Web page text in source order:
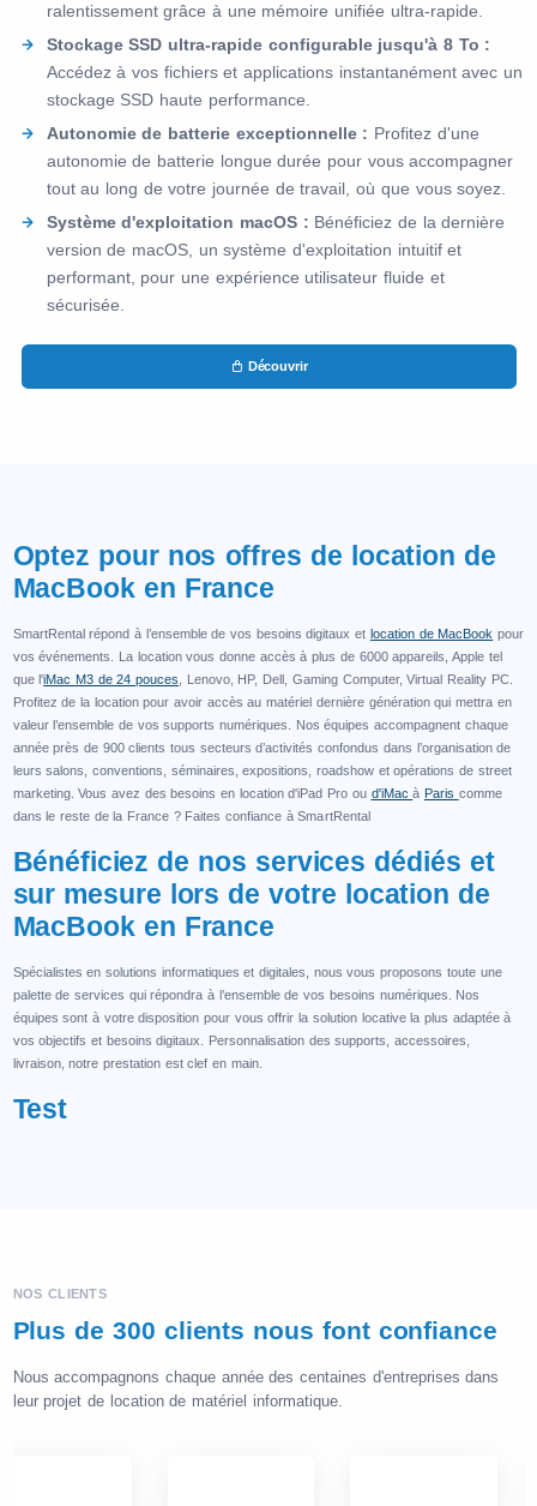
ralentissement grâce à une mémoire unifiée ultra-rapide.
Stockage SSD ultra-rapide configurable jusqu'à 8 To :
Accédez à vos fichiers et applications instantanément avec un
stockage SSD haute performance.
Autonomie de batterie exceptionnelle : Profitez d'une
autonomie de batterie longue durée pour vous accompagner
tout au long de votre journée de travail, où que vous soyez.
Système d'exploitation macOS : Bénéficiez de la dernière
version de macOS, un système d'exploitation intuitif et
performant, pour une expérience utilisateur fluide et
sécurisée.
Découvrir
Optez pour nos offres de location de
MacBook en France
SmartRental répond à l’ensemble de vos besoins digitaux et location de MacBook pour
vos événements. La location vous donne accès à plus de 6000 appareils, Apple tel
que l'iMac M3 de 24 pouces, Lenovo, HP, Dell, Gaming Computer, Virtual Reality PC.
Profitez de la location pour avoir accès au matériel dernière génération qui mettra en
valeur l’ensemble de vos supports numériques. Nos équipes accompagnent chaque
année près de 900 clients tous secteurs d’activités confondus dans l’organisation de
leurs salons, conventions, séminaires, expositions, roadshow et opérations de street
marketing. Vous avez des besoins en location d'iPad Pro ou d'iMacà Paris comme
dans le reste de la France ? Faites confiance à SmartRental
Bénéficiez de nos services dédiés et
sur mesure lors de votre location de
MacBook en France
Spécialistes en solutions informatiques et digitales, nous vous proposons toute une
palette de services qui répondra à l’ensemble de vos besoins numériques. Nos
équipes sont à votre disposition pour vous offrir la solution locative la plus adaptée à
vos objectifs et besoins digitaux. Personnalisation des supports, accessoires,
livraison, notre prestation est clef en main.
Test
NOS CLIENTS
Plus de 300 clients nous font confiance
Nous accompagnons chaque année des centaines d'entreprises dans
leur projet de location de matériel informatique.